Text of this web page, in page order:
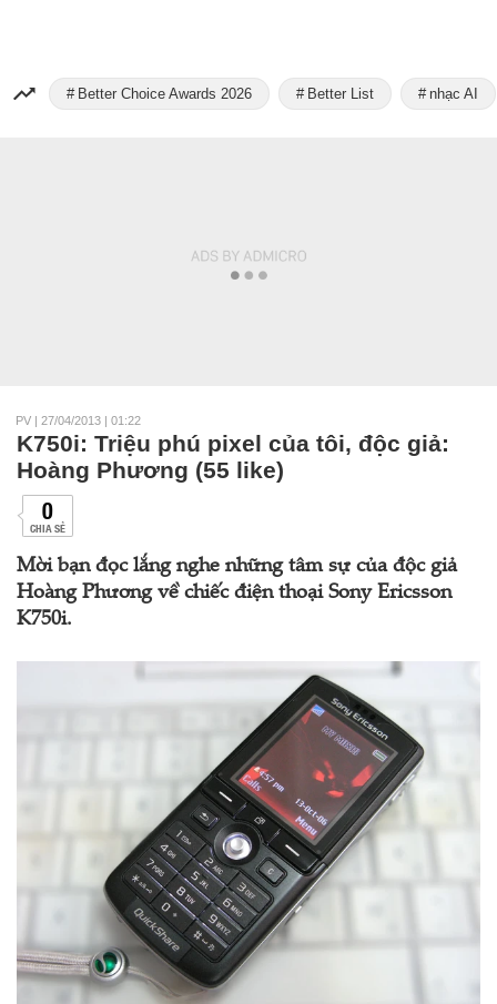
Better Choice Awards 2026 Better List nhạc AI
PV | 27/04/2013 | 01:22
K750i: Triệu phú pixel của tôi, độc giả:
Hoàng Phương (55 like)
0
CHIA SẺ
Mời bạn đọc lắng nghe những tâm sự của độc giả
Hoàng Phương về chiếc điện thoại Sony Ericsson
K750i.